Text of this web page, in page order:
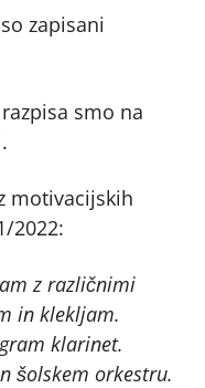
zapisani
zavihku
smo na
.
motivacijskih
2022:
z različnimi
in klekljam.
klarinet.
šolskem orkestru.